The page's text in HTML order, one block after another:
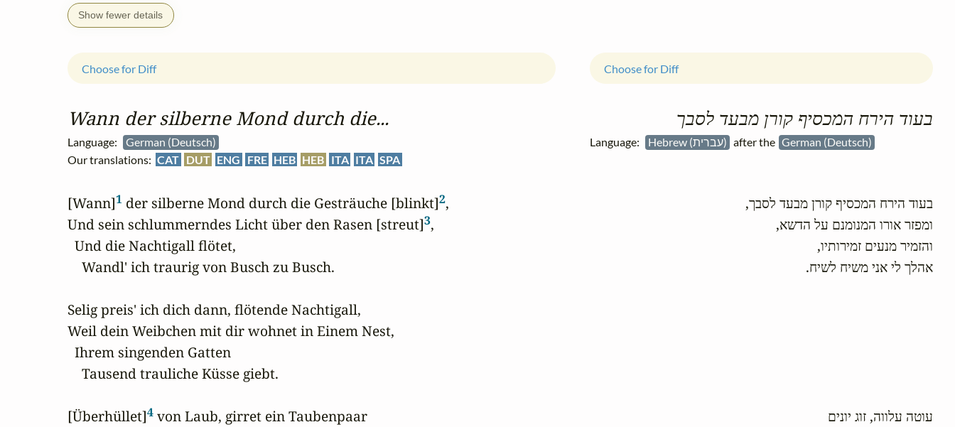
Show fewer details
Wann der silberne Mond durch die...
Language:
German (Deutsch)
Our translations: CAT DUT ENG FRE HEB HEB ITA ITA SPA
Choose for Diff
[Wann]1 der silberne Mond durch die Gesträuche [blinkt]2,
Und sein schlummerndes Licht über den Rasen [streut]3,
  Und die Nachtigall flötet,
    Wandl' ich traurig von Busch zu Busch.
Selig preis' ich dich dann, flötende Nachtigall,
Weil dein Weibchen mit dir wohnet in Einem Nest,
  Ihrem singenden Gatten
    Tausend trauliche Küsse giebt.
[Überhüllet]4 von Laub, girret ein Taubenpaar
בעוד הירח המכסיף קורן מבעד לסבך
Language: Hebrew (עברית) after the German (Deutsch)
Choose for Diff